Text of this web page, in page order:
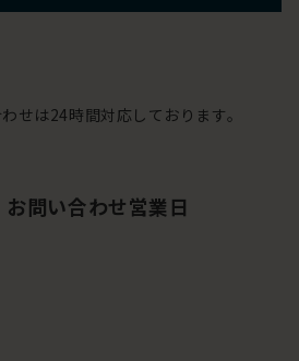
せは24時間対応しております。
問い合わせ営業日